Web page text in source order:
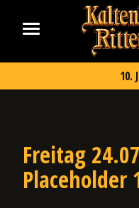
Inhalt
springen
2026
10.
Freitag
Placeholder